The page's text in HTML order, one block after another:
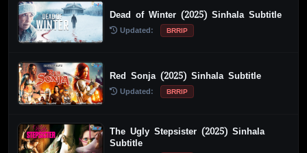
Dead of Winter (2025) Sinhala Subtitle
Updated: BRRIP
Red Sonja (2025) Sinhala Subtitle
Updated: BRRIP
The Ugly Stepsister (2025) Sinhala
Subtitle